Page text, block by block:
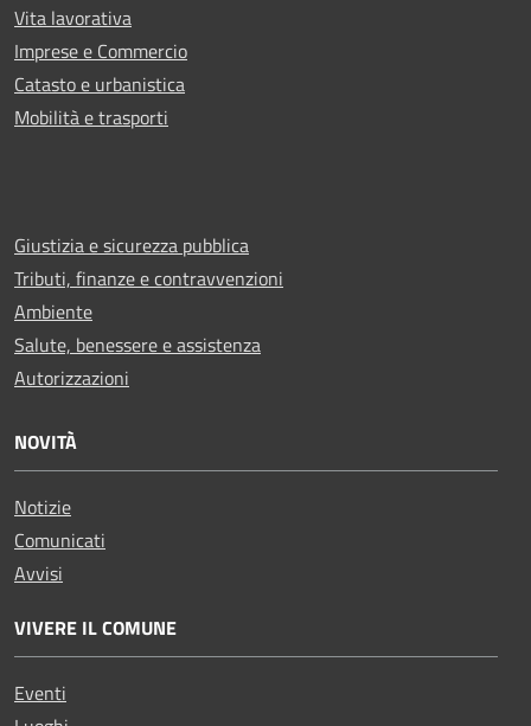
Vita lavorativa
Imprese e Commercio
Catasto e urbanistica
Mobilità e trasporti
Giustizia e sicurezza pubblica
Tributi, finanze e contravvenzioni
Ambiente
Salute, benessere e assistenza
Autorizzazioni
NOVITÀ
Notizie
Comunicati
Avvisi
VIVERE IL COMUNE
Eventi